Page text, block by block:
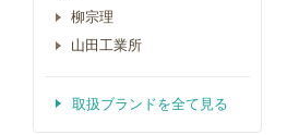
柳宗理
山田工業所
取扱ブランドを全て見る